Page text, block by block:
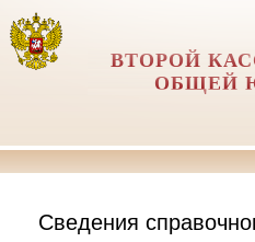
ВТОРОЙ
ОБЩЕЙ
Сведения